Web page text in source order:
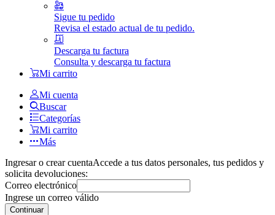
Sigue tu pedido
Revisa el estado actual de tu pedido.
Descarga tu factura
Consulta y descarga tu factura
Mi carrito
Mi cuenta
Buscar
Categorías
Mi carrito
Más
Ingresar o crear cuentaAccede a tus datos personales, tus pedidos y
solicita devoluciones:
Correo electrónico
Ingrese un correo válido
Continuar